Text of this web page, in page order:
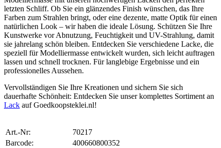
letzten Schliff. Ob Sie ein glänzendes Finish wünschen, das Ihre
Farben zum Strahlen bringt, oder eine dezente, matte Optik für einen
natürlichen Look – wir haben die ideale Lösung. Schützen Sie Ihre
Kunstwerke vor Abnutzung, Feuchtigkeit und UV-Strahlung, damit
sie jahrelang schön bleiben. Entdecken Sie verschiedene Lacke, die
speziell für Modelliermasse entwickelt wurden, sich leicht auftragen
lassen und schnell trocknen. Für langlebige Ergebnisse und ein
professionelles Aussehen.
Vervollständigen Sie Ihre Kreationen und sichern Sie sich
dauerhafte Schönheit: Entdecken Sie unser komplettes Sortiment an
Lack auf Goedkoopsteklei.nl!
Art.-Nr:
70217
Barcode:
400660800352